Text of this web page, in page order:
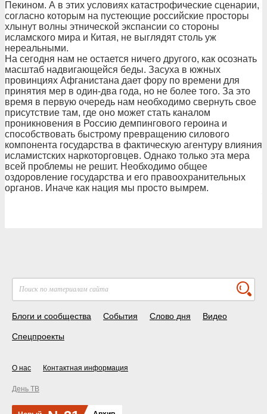
Пекином. А в этих условиях катастрофические сценарии,
согласно которым на пустеющие российские просторы
хлынут волны этнической экспансии со стороны
исламского мира и Китая, не выглядят столь уж
нереальными.
На сегодня нам не остается ничего другого, как осознать
масштаб надвигающейся беды. Засуха в южных
провинциях Афганистана дает фору по времени для
принятия мер в один-два года, но не более того. За это
время в первую очередь нам необходимо свернуть свое
присутствие там, где оно может стать каналом
проникновения в Россию демпингового героина и
способствовать быстрому превращению силового
компонента государства в фактическую агентуру влияния
исламистских наркоторговцев. Однако только эта мера
всей проблемы не решит. Необходимо общее
оздоровление государства и его правоохранительных
органов. Иначе как нация мы просто вымрем.
Блоги и сообщества События Слово дня Видео
Спецпроекты
О нас Контактная информация
День ТВ